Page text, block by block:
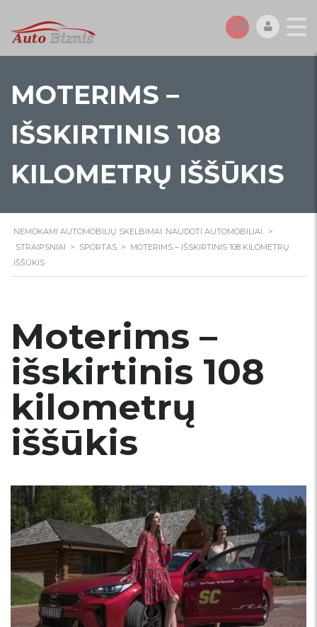
MOTERIMS –
IŠSKIRTINIS 108
KILOMETRŲ IŠŠŪKIS
NEMOKAMI AUTOMOBILIŲ SKELBIMAI. NAUDOTI AUTOMOBILIAI. >
STRAIPSNIAI > SPORTAS > MOTERIMS – IŠSKIRTINIS 108 KILOMETRŲ
IŠŠŪKIS
Moterims –
išskirtinis 108
kilometrų
iššūkis